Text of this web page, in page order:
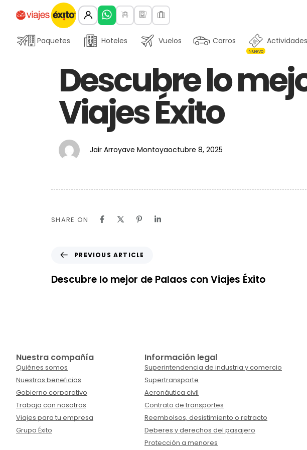
Paquetes Hoteles Vuelos Carros Actividades
Nuevo
IN:
Descubre lo
Viajes Éxito
Jair Arroyave Montoya
on:
octubre 8, 2025
SHARE ON
PREVIOUS ARTICLE
Descubre lo mejor de Palaos con Viajes Éxito
Nuestra compañía
Quiénes somos
Nuestros beneficios
Gobierno corporativo
Trabaja con nosotros
Viajes para tu empresa
Grupo Éxito
Información legal
Superintendencia de industria y comercio
Supertransporte
Aeronáutica civil
Contrato de transportes
Reembolsos, desistimiento o retracto
Deberes y derechos del pasajero
Protección a menores